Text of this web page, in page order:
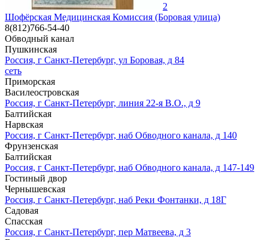
2
Шофёрская Медицинская Комиссия (Боровая улица)
8(812)766-54-40
Обводный канал
Пушкинская
Россия, г Санкт-Петербург, ул Боровая, д 84
сеть
Приморская
Василеостровская
Россия, г Санкт-Петербург, линия 22-я В.О., д 9
Балтийская
Нарвская
Россия, г Санкт-Петербург, наб Обводного канала, д 140
Фрунзенская
Балтийская
Россия, г Санкт-Петербург, наб Обводного канала, д 147-149
Гостиный двор
Чернышевская
Россия, г Санкт-Петербург, наб Реки Фонтанки, д 18Г
Садовая
Спасская
Россия, г Санкт-Петербург, пер Матвеева, д 3